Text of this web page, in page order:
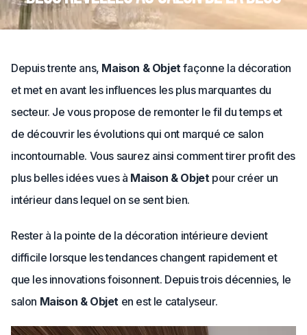
Depuis trente ans, Maison & Objetfaçonne la décoration
et met en avant les influences les plus marquantes du
secteur. Je vous propose de remonter le fil du temps et
de découvrir les évolutions qui ont marqué ce salon
incontournable. Vous saurez ainsi comment tirer profit des
plus belles idées vues à Maison & Objetpour créer un
intérieur dans lequel on se sent bien.
Rester à la pointe de la décoration intérieure devient
difficile lorsque les tendances changent rapidement et
que les innovations foisonnent. Depuis trois décennies, le
salon Maison & Objet en est le catalyseur.